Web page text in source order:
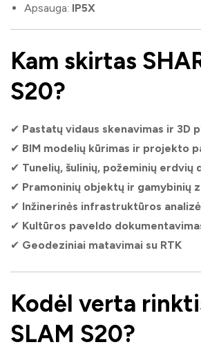
Apsauga: IP5X
Kam skirtas
S20?
✔ Pastatų vidaus skenavimas ir 3D
✔ BIM modelių kūrimas ir projekto
✔ Tunelių, šulinių, požeminių erdvių
✔ Pramoninių objektų ir gamybinių
✔ Inžinerinės infrastruktūros analizė
✔ Kultūros paveldo
✔ Geodeziniai matavimai su RTK
Kodėl verta
SLAM S20?